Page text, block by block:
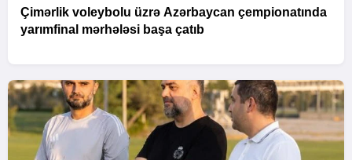
Çimərlik voleybolu üzrə Azərbaycan çempionatında
yarımfinal mərhələsi başa çatıb